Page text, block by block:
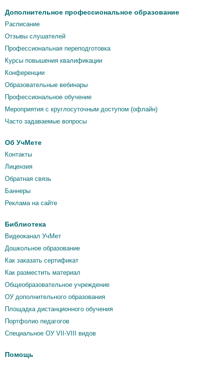
Дополнительное профессиональное образование
Расписание
Отзывы слушателей
Профессиональная переподготовка
Курсы повышения квалификации
Конференции
Образовательные вебинары
Профессиональное обучение
Мероприятия c круглосуточным доступом (офлайн)
Часто задаваемые вопросы
Об УчМете
Контакты
Лицензия
Обратная связь
Баннеры
Реклама на сайте
Библиотека
Видеоканал УчМет
Дошкольное образование
Как заказать сертификат
Как разместить материал
Общеобразовательное учреждение
ОУ дополнительного образования
Площадка дистанционного обучения
Портфолио педагогов
Специальное ОУ VII-VIII видов
Помощь